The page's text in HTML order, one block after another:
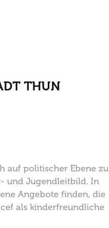
THUN
auf politischer Ebene zu
und Jugendleitbild. In
Angebote finden, die
als kinderfreundliche